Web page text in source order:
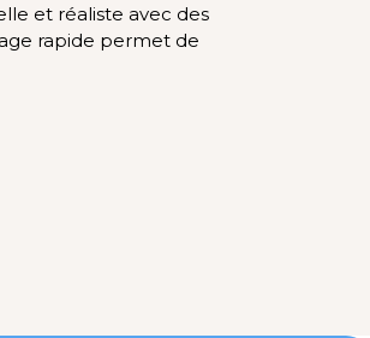
et réaliste avec des
rapide permet de